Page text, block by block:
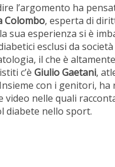
l’argomento ha
Colombo, esperta di
sua esperienza si è
esclusi da
il che è
c’è Giulio Gaetani,
con i genitori, ha
video nelle quali
diabete nello sport.